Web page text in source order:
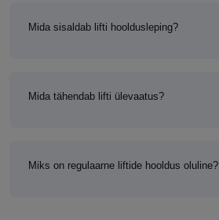
Mida sisaldab lifti hooldusleping?
Mida tähendab lifti ülevaatus?
Miks on regulaarne liftide hooldus oluline?